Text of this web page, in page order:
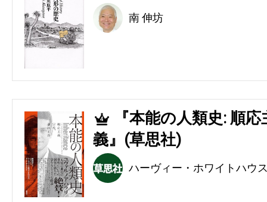
南 伸坊
4
『本能の人類史: 順
義』(草思社)
ハーヴィー・ホワイトハウ